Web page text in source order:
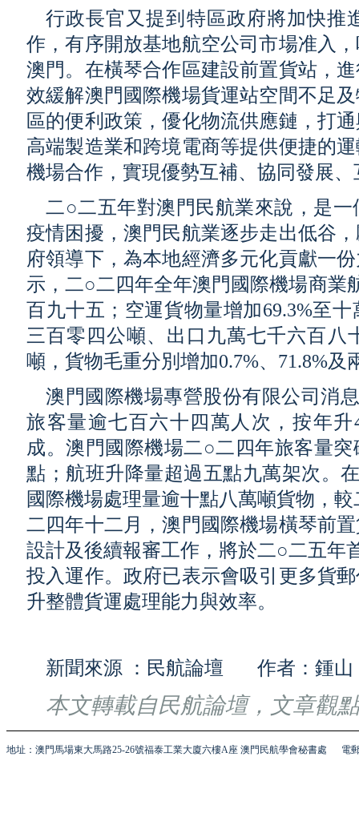
行政長官又提到特區政府將加快推
作，有序開放基地航空公司市場准入
澳門。在橫琴合作區建設前置貨站，
效緩解澳門國際機場貨運站空間不足
區的便利政策，優化物流供應鏈，打
高端製造業和跨境電商等提供便捷的
機場合作，實現優勢互補、協同發展
二○二五年對澳門民航業來說，是
疫情困擾，澳門民航業逐步走出低谷
府領導下，為本地經濟多元化貢獻一
示，二○二四年全年澳門國際機場商業
百九十五；空運貨物量增加69.3%至
三百零四公噸、出口九萬七千六百八
噸，貨物毛重分別增加0.7%、71.8%及
澳門國際機場專營股份有限公司消
旅客量逾七百六十四萬人次，按年
成。澳門國際機場二○二四年旅客量
點；航班升降量超過五點九萬架次。
國際機場處理量逾十點八萬噸貨物，
二四年十二月，澳門國際機場橫琴前
設計及後續報審工作，將於二○二五年
投入運作。政府已表示會吸引更多貨
升整體貨運處理能力與效率。
新聞來源 ：民航論壇 作者：鍾山
本文轉載自民航論壇，文章觀
地址：澳門馬場東大馬路25-26號福泰工業大廈六樓A座 澳門民航學會秘書處 電